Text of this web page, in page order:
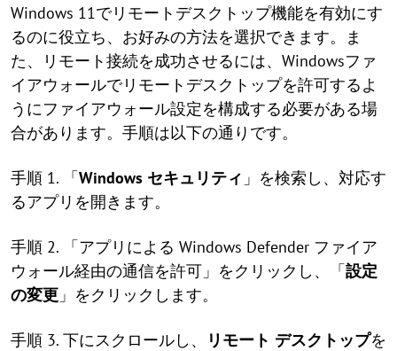
Windows 11でリモートデスクトップ機能を有効にす
るのに役立ち、お好みの方法を選択できます。ま
た、リモート接続を成功させるには、Windowsファ
イアウォールでリモートデスクトップを許可するよ
うにファイアウォール設定を構成する必要がある場
合があります。手順は以下の通りです。
手順 1. 「Windows セキュリティ 」を検索し、対応す
るアプリを開きます。
手順 2. 「アプリによる Windows Defender ファイア
ウォール経由の通信を許可」をクリックし、「設定
の変更 」をクリックします。
手順 3. 下にスクロールし、 リモート デスクトップを